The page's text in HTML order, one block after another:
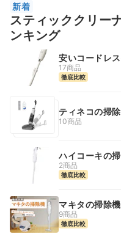
新着
スティッククリー
ンキング
安いコードレ
17商品
徹底比較
ティネコの掃
10商品
ハイコーキの
2商品
徹底比較
マキタの掃除機
9商品
徹底比較